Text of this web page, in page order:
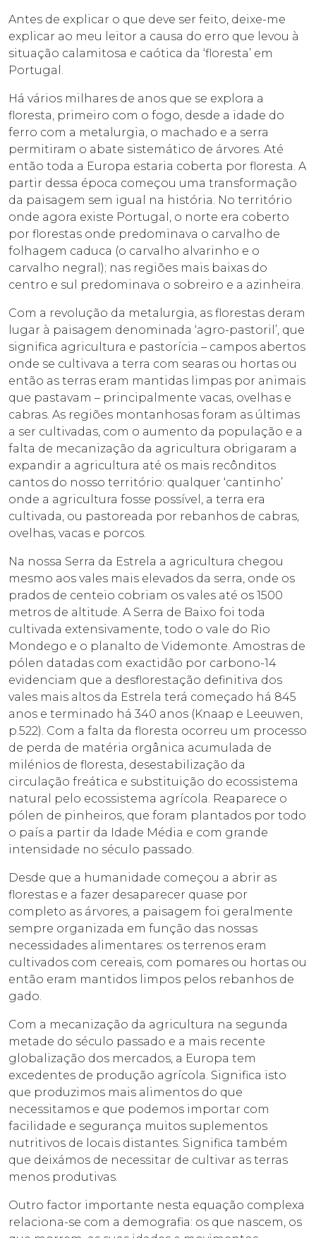
Antes de explicar o que deve ser feito, deixe-me
explicar ao meu leitor a causa do erro que levou à
situação calamitosa e caótica da ‘floresta’ em
Portugal.
Há vários milhares de anos que se explora a
floresta, primeiro com o fogo, desde a idade do
ferro com a metalurgia, o machado e a serra
permitiram o abate sistemático de árvores. Até
então toda a Europa estaria coberta por floresta. A
partir dessa época começou uma transformação
da paisagem sem igual na história. No território
onde agora existe Portugal, o norte era coberto
por florestas onde predominava o carvalho de
folhagem caduca (o carvalho alvarinho e o
carvalho negral); nas regiões mais baixas do
centro e sul predominava o sobreiro e a azinheira.
Com a revolução da metalurgia, as florestas deram
lugar à paisagem denominada ‘agro-pastoril’, que
significa agricultura e pastorícia – campos abertos
onde se cultivava a terra com searas ou hortas ou
então as terras eram mantidas limpas por animais
que pastavam – principalmente vacas, ovelhas e
cabras. As regiões montanhosas foram as últimas
a ser cultivadas, com o aumento da população e a
falta de mecanização da agricultura obrigaram a
expandir a agricultura até os mais recônditos
cantos do nosso território: qualquer ‘cantinho’
onde a agricultura fosse possível, a terra era
cultivada, ou pastoreada por rebanhos de cabras,
ovelhas, vacas e porcos.
Na nossa Serra da Estrela a agricultura chegou
mesmo aos vales mais elevados da serra, onde os
prados de centeio cobriam os vales até os 1500
metros de altitude. A Serra de Baixo foi toda
cultivada extensivamente, todo o vale do Rio
Mondego e o planalto de Videmonte. Amostras de
pólen datadas com exactidão por carbono-14
evidenciam que a desflorestação definitiva dos
vales mais altos da Estrela terá começado há 845
anos e terminado há 340 anos (Knaap e Leeuwen,
p.522). Com a falta da floresta ocorreu um processo
de perda de matéria orgânica acumulada de
milénios de floresta, desestabilização da
circulação freática e substituição do ecossistema
natural pelo ecossistema agrícola. Reaparece o
pólen de pinheiros, que foram plantados por todo
o país a partir da Idade Média e com grande
intensidade no século passado.
Desde que a humanidade começou a abrir as
florestas e a fazer desaparecer quase por
completo as árvores, a paisagem foi geralmente
sempre organizada em função das nossas
necessidades alimentares: os terrenos eram
cultivados com cereais, com pomares ou hortas ou
então eram mantidos limpos pelos rebanhos de
gado.
Com a mecanização da agricultura na segunda
metade do século passado e a mais recente
globalização dos mercados, a Europa tem
excedentes de produção agrícola. Significa isto
que produzimos mais alimentos do que
necessitamos e que podemos importar com
facilidade e segurança muitos suplementos
nutritivos de locais distantes. Significa também
que deixámos de necessitar de cultivar as terras
menos produtivas.
Outro factor importante nesta equação complexa
relaciona-se com a demografia: os que nascem, os